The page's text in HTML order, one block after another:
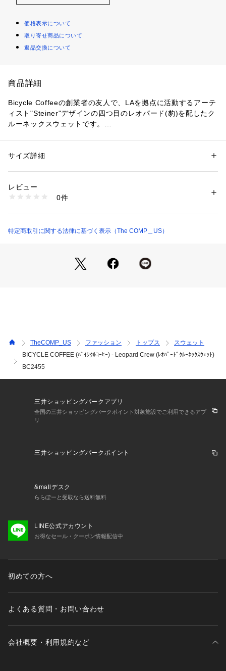
価格表示について
取り寄せ商品について
返品交換について
商品詳細
Bicycle Coffeeの創業者の友人で、LAを拠点に活動するアーテ
ィスト"Steiner"デザインの四つ目のレオパード(豹)を配したク
ルーネックスウェットです。
旧Bicycle Coffee HQのシャッターにはこのアートワークの作
やわらかく保温性も高い裏起毛 10ozのボディを使用していま
性別：レディース
素材：コットン 52% / ポリエステル 48%
商品番号：
BC2455 （ショップ）
サイズ詳細
レビュー
0件
特定商取引に関する法律に基づく表示（The COMP＿US）
TheCOMP_US ファッション トップス
スウェット
BICYCLE COFFEE (ﾊﾞｲｼｸﾙｺｰﾋｰ) - Leopard Crew (ﾚｵﾊﾟｰﾄﾞｸﾙｰﾈｯｸｽｳｪｯﾄ)
BC2455
三井ショッピングパークアプリ
全国の三井ショッピングパークポイント対象施設でご利用できるアプ
リ
三井ショッピングパークポイント
&mallデスク
ららぽーと受取なら送料無料
LINE公式アカウント
お得なセール・クーポン情報配信中
初めての方へ
よくある質問・お問い合わせ
会社概要・利用規約など